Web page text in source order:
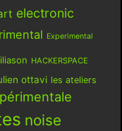
electronic
Experimental
HACKERSPACE
ottavi les ateliers
noise